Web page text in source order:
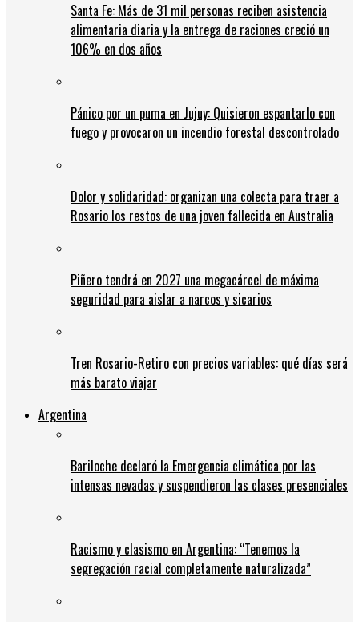
Santa Fe: Más de 31 mil personas reciben asistencia
alimentaria diaria y la entrega de raciones creció un
106% en dos años
Pánico por un puma en Jujuy: Quisieron espantarlo con
fuego y provocaron un incendio forestal descontrolado
Dolor y solidaridad: organizan una colecta para traer a
Rosario los restos de una joven fallecida en Australia
Piñero tendrá en 2027 una megacárcel de máxima
seguridad para aislar a narcos y sicarios
Tren Rosario-Retiro con precios variables: qué días será
más barato viajar
Argentina
Bariloche declaró la Emergencia climática por las
intensas nevadas y suspendieron las clases presenciales
Racismo y clasismo en Argentina: “Tenemos la
segregación racial completamente naturalizada”